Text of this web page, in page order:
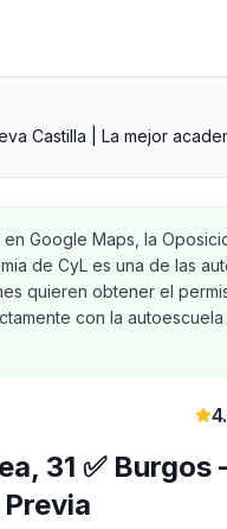
Castilla | La mejor
Google Maps, la
de CyL es una de las
quieren obtener el
con la
31 ✅